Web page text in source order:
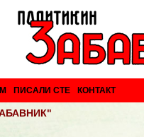
ПИСАЛИ СТЕ КОНТАКТ